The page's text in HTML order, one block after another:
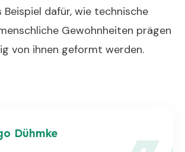
Beispiel dafür, wie technische
Gewohnheiten prägen
von ihnen geformt werden.
Dühmke